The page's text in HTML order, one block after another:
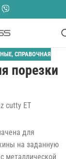
, СПРАВОЧНАЯ
порезки
для
на заданную
металлической